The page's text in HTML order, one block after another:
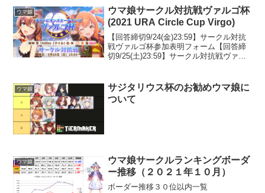
カトラズFirst ship大会結果（個人...
ウマ娘
ウマ娘サークル対抗戦ヴァルゴ杯
(2021 URA Circle Cup Virgo)
【回答締切9/24(金)23:59】サークル対抗
戦ヴァルゴ杯参加表明フォーム【回答締
切9/25(土)23:59】サークル対抗戦ヴァル
ウマ娘
サジタリウス杯のお勧めウマ娘に
ついて
ウマ娘
ウマ娘サークルランキングボーダ
ー推移（２０２１年１０月）
ボーダー推移３０位以内一覧